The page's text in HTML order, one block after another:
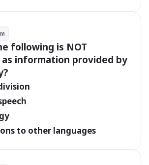
ท
following is NOT
information provided by
to other languages